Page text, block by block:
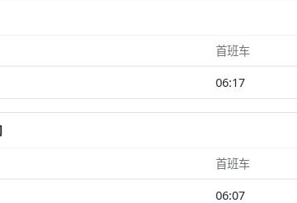
首班车
06:17
首班车
06:07